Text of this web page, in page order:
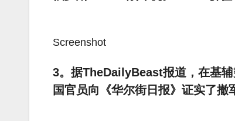
Screenshot
3。据TheDailyBeast报道，在基
国官员向《华尔街日报》证实了撤